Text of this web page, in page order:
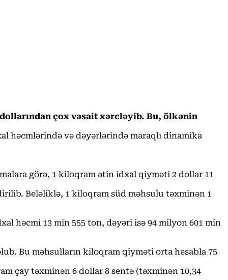
çox vəsait xərcləyib. Bu, ölkənin
həcmlərində və dəyərlərində maraqlı dinamika
görə, 1 kiloqram ətin idxal qiyməti 2 dollar 11
Beləliklə, 1 kiloqram süd məhsulu təxminən 1
həcmi 13 min 555 ton, dəyəri isə 94 milyon 601 min
Bu məhsulların kiloqram qiyməti orta hesabla 75
çay təxminən 6 dollar 8 sentə (təxminən 10,34